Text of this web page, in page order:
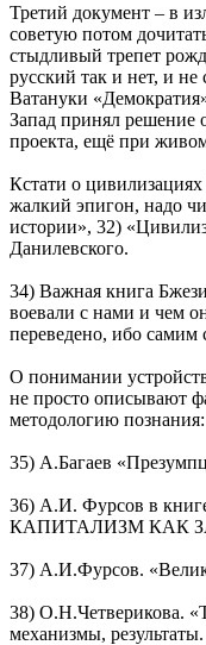
Третий документ – в
советую потом
стыдливый трепет
русский так и нет, и
Ватануки
Запад принял решение
проекта, ещё при
Кстати о
жалкий эпигон, надо
истории», 32)
Данилевского.
34) Важная книга
воевали с нами и чем
переведено, ибо самим
О понимании
не просто описывают
методологию познания:
35) А.Багаев
36) А.И. Фурсов в
КАПИТАЛИЗМ КАК
37) А.И.Фурсов.
38) О.Н.Четверикова.
механизмы, результаты.